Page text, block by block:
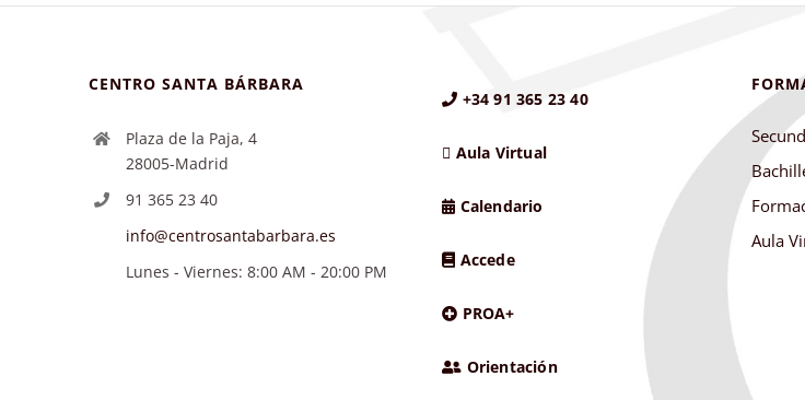
CENTRO SANTA BÁRBARA
Plaza de la Paja, 4
28005-Madrid
91 365 23 40
info@centrosantabarbara.es
Lunes - Viernes: 8:00 AM - 20:00 PM
+34 91 365 23 40
Aula Virtual
Calendario
Accede
PROA+
Orientación
Aula